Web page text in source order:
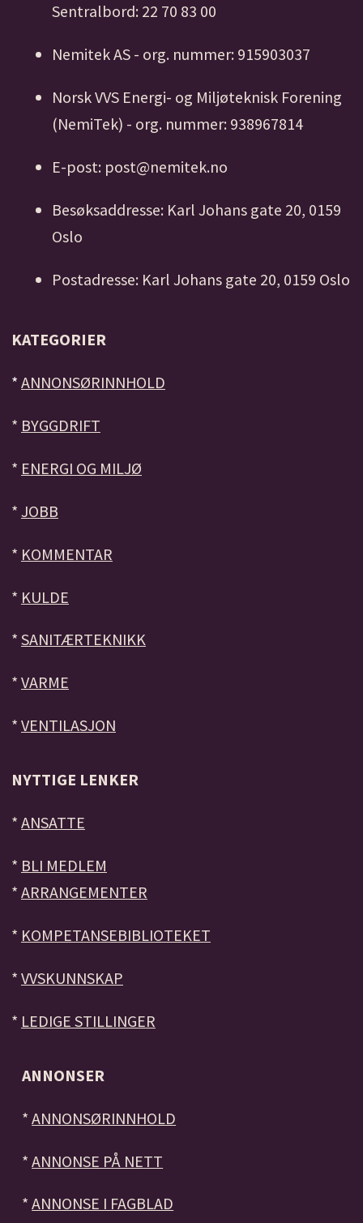
Sentralbord: 22 70 83 00
Nemitek AS - org. nummer: 915903037
Norsk VVS Energi- og Miljøteknisk Forening
(NemiTek) - org. nummer: 938967814
E-post: post@nemitek.no
Besøksaddresse: Karl Johans gate 20, 0159
Oslo
Postadresse: Karl Johans gate 20, 0159 Oslo
KATEGORIER
* ANNONSØRINNHOLD
* BYGGDRIFT
* ENERGI OG MILJØ
* JOBB
* KOMMENTAR
* KULDE
* SANITÆRTEKNIKK
* VARME
* VENTILASJON
NYTTIGE LENKER
* ANSATTE
* BLI MEDLEM
* ARRANGEMENTER
* KOMPETANSEBIBLIOTEKET
* VVSKUNNSKAP
* LEDIGE STILLINGER
ANNONSER
*ANNONSØRINNHOLD
*ANNONSE PÅ NETT
*ANNONSE I FAGBLAD